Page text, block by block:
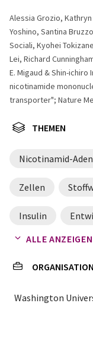
Alessia Grozio, Kathryn
Yoshino, Santina
Sociali, Kyohei
Lei, Richard
E. Migaud & Shin-ichiro
nicotinamide
transporter"; Nature
THEMEN
Nicotinamid-
Zellen
Insulin
chronische
chronische
Blutkreislauf
ALLE ANZEIGEN
Washington